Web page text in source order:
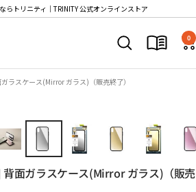
らトリニティ│TRINITY 公式オンラインストア
0
ラスケース(Mirror ガラス)（販売終了）
面ガラスケース(Mirror ガラス)（販売